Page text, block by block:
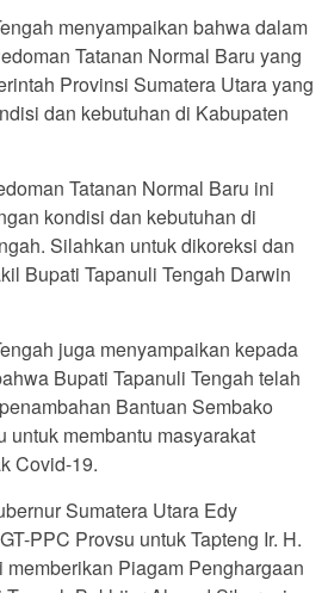
menyampaikan bahwa dalam
Tatanan Normal Baru yang
Provinsi Sumatera Utara yang
dan kebutuhan di Kabupaten
Tatanan Normal Baru ini
kondisi dan kebutuhan di
Silahkan untuk dikoreksi dan
Bupati Tapanuli Tengah Darwin
juga menyampaikan kepada
Bupati Tapanuli Tengah telah
Bantuan Sembako
untuk membantu masyarakat
Covid-19.
Sumatera Utara Edy
PPC Provsu untuk Tapteng Ir. H.
memberikan Piagam Penghargaan